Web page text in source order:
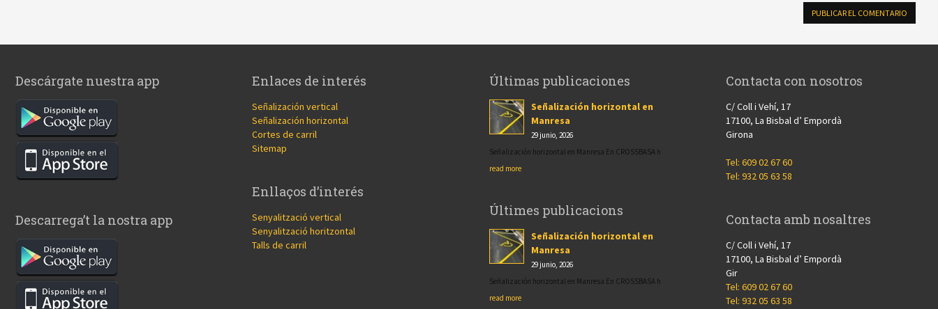
Descárgate nuestra app
Descarrega’t la nostra app
Enlaces de interés
Señalización vertical
Señalización horizontal
Cortes de carril
Sitemap
Enllaços d’interés
Senyalització vertical
Senyalització horitzontal
Talls de carril
Últimas publicaciones
Señalización horizontal en
Manresa
29 junio, 2026
Señalización horizontal en Manresa En CROSSBASA h
read more
Últimes publicacions
Señalización horizontal en
Manresa
29 junio, 2026
Señalización horizontal en Manresa En CROSSBASA h
read more
Contacta con nosotros
C/ Coll i Vehí, 17
17100, La Bisbal d’ Empordà
Girona
Tel: 609 02 67 60
Tel: 932 05 63 58
Contacta amb nosaltres
C/ Coll i Vehí, 17
17100, La Bisbal d’ Empordà
Gir
Tel: 609 02 67 60
Tel: 932 05 63 58